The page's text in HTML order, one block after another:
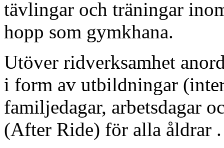
tävlingar och träningar
hopp som gymkhana.
Utöver ridverksamhet
i form av utbildningar
familjedagar, arbetsdagar
(After Ride) för alla åldrar .